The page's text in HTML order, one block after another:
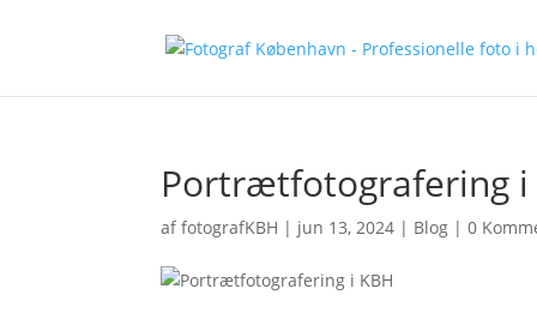
Portrætfotografering i
affotografKBH | jun 13, 2024 | Blog |0